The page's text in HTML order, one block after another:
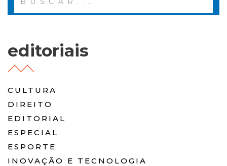
editoriais
CULTURA
DIREITO
EDITORIAL
ESPECIAL
ESPORTE
INOVAÇÃO E TECNOLOGIA